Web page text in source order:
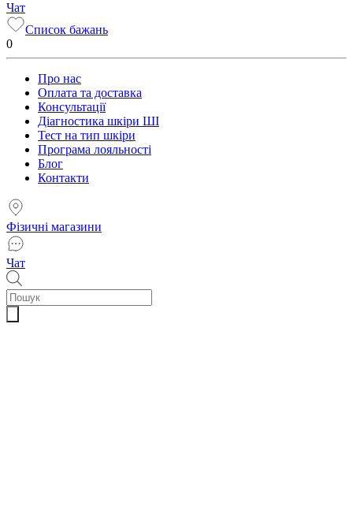
Чат
Список бажань
0
Про нас
Оплата та доставка
Консультації
Діагностика шкіри ШІ
Тест на тип шкіри
Програма лояльності
Блог
Контакти
Фізичні магазини
Чат
Пошук
товарів